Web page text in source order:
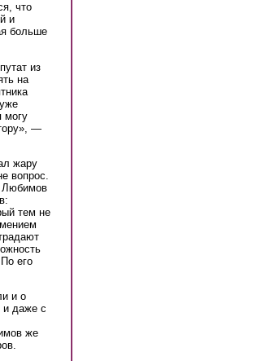
что
и
больше
из
на
могу
—
жару
вопрос.
Любимов
тем не
его
и о
и даже с
же